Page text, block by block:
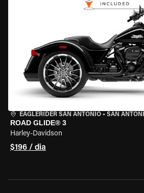
EAGLERIDER SAN ANTONIO • SAN
ROAD GLIDE® 3
Harley-Davidson
$196 / dia